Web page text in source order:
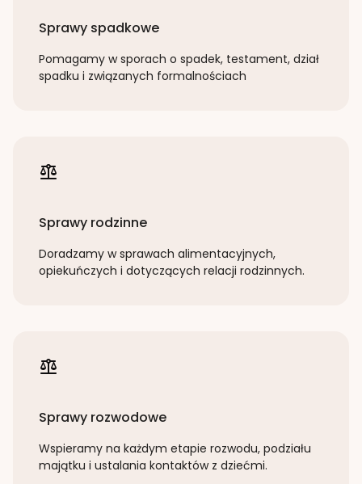
Sprawy spadkowe
Pomagamy w sporach o spadek, testament, dział
spadku i związanych formalnościach
Sprawy rodzinne
Doradzamy w sprawach alimentacyjnych,
opiekuńczych i dotyczących relacji rodzinnych.
Sprawy rozwodowe
Wspieramy na każdym etapie rozwodu, podziału
majątku i ustalania kontaktów z dziećmi.